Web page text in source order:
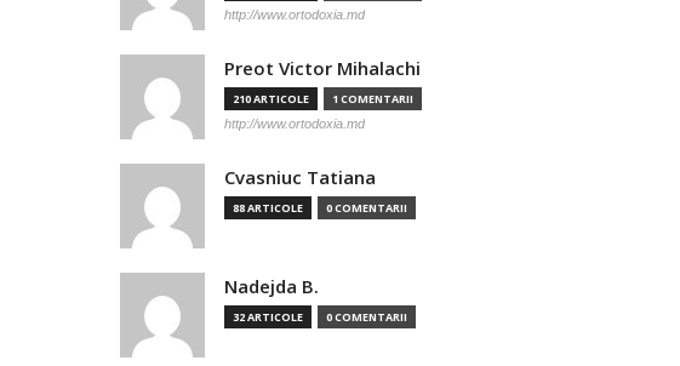
http://www.ortodoxia.md
Preot Victor Mihalachi
210 ARTICOLE 1 COMENTARII
http://www.ortodoxia.md
Cvasniuc Tatiana
88 ARTICOLE 0 COMENTARII
Nadejda B.
32 ARTICOLE 0 COMENTARII